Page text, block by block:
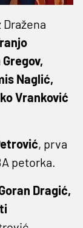
Naglić,
Vranković
, prva
petorka.
Dragić,